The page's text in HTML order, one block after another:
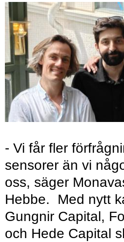
- Vi får fler
sensorer än vi
oss, säger
Hebbe. Med nytt
Gungnir Capital,
och Hede Capital